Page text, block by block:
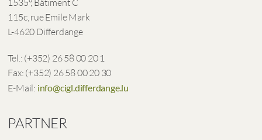
1535°, Bâtiment C
115c, rue Emile Mark
L-4620 Differdange
Tel.: (+352) 26 58 00 20 1
Fax: (+352) 26 58 00 20 30
E-Mail: info@cigl.differdange.lu
PARTNER